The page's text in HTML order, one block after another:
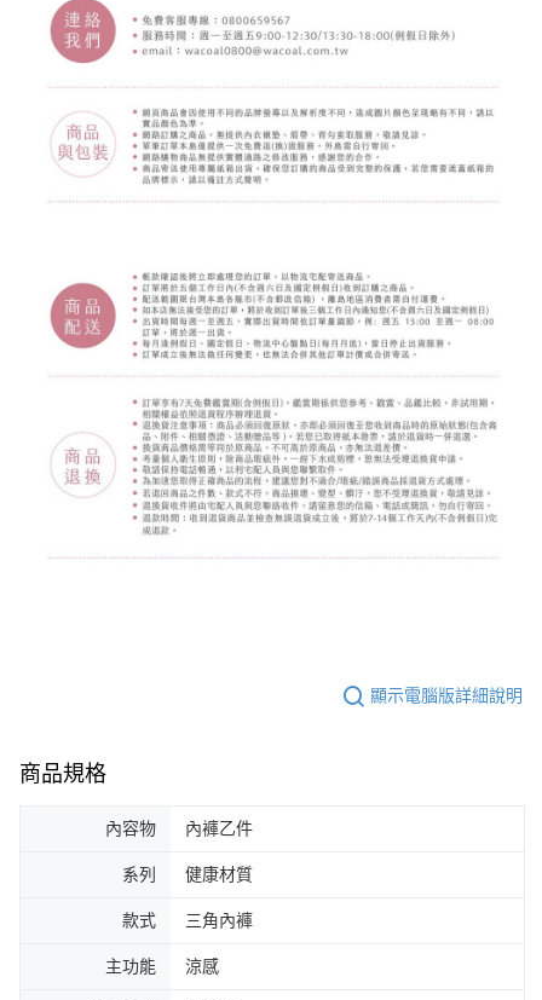
顯示電腦版詳細說明
商品規格
內容物 內褲乙件
系列 健康材質
款式 三角內褲
主功能 涼感